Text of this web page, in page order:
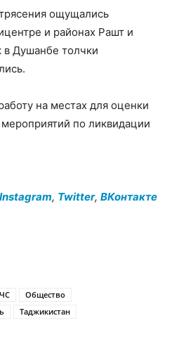
ощущались
и районах Рашт и
в Душанбе толчки
на местах для оценки
по ликвидации
Instagram, Twitter, ВКонтакте
Общество
Таджикистан